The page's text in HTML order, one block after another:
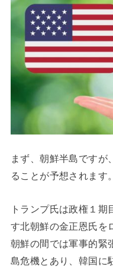
まず、朝鮮半島ですが
ることが予想されます。
トランプ氏は政権１
す北朝鮮の金正恩氏を
朝鮮の間では軍事的緊
島危機とあり、韓国に